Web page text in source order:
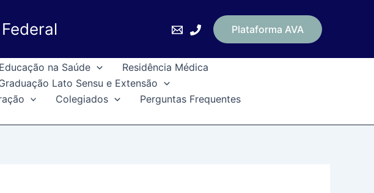
Plataforma AVA
na Saúde
Residência Médica
Lato Sensu e Extensão
Colegiados
Perguntas Frequentes